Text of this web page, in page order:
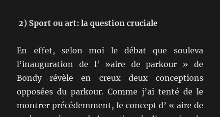
2) Sport ou art: la question cruciale
En effet, selon moi le débat que souleva
l’inauguration de l' »aire de parkour » de
Bondy révèle en creux deux conceptions
opposées du parkour. Comme j’ai tenté de le
montrer précédemment, le concept d’ « aire de